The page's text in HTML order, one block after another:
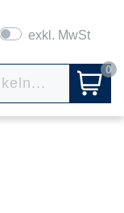
exkl. MwSt
0